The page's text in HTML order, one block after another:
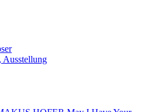
Ausstellung